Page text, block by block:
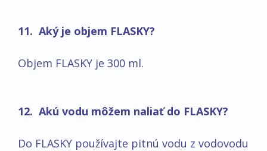
11. Aký je objem FLASKY?
Objem FLASKY je 300 ml.
12. Akú vodu môžem naliať do FLASKY?
Do FLASKY používajte pitnú vodu z vodovodu